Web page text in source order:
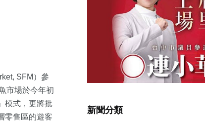
SFM）參
市場於今年初
模式，更將批
零售區的遊客
新聞分類